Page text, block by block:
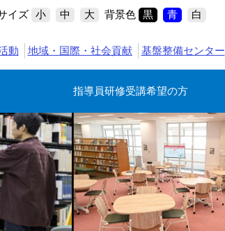
イズ 小 中 大 背景色 黒 青 白
動 地域・国際・社会貢献 基盤整備センター
指導員研修受講希望の方